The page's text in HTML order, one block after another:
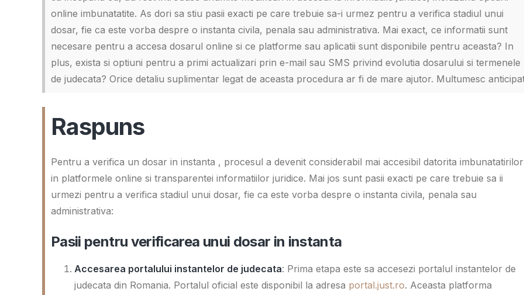
online imbunatatite. As dori sa stiu pasii exacti pe care trebuie sa-i urmez pentru a verifica stadiul unui
dosar, fie ca este vorba despre o instanta civila, penala sau administrativa. Mai exact, ce informatii sunt
necesare pentru a accesa dosarul online si ce platforme sau aplicatii sunt disponibile pentru aceasta? In
plus, exista si optiuni pentru a primi actualizari prin e-mail sau SMS privind evolutia dosarului si termenele
de judecata? Orice detaliu suplimentar legat de aceasta procedura ar fi de mare ajutor. Multumesc
Raspuns
Pentru a verifica un dosar in instanta , procesul a devenit considerabil mai accesibil datorita imbunatatirilor
in platformele online si transparentei informatiilor juridice. Mai jos sunt pasii exacti pe care trebuie sa ii
urmezi pentru a verifica stadiul unui dosar, fie ca este vorba despre o instanta civila, penala sau
administrativa:
Pasii pentru verificarea unui dosar in instanta
Accesarea portalului instantelor de judecata: Prima etapa este sa accesezi portalul instantelor de
judecata din Romania. Portalul oficial este disponibil la adresa portal.just.ro. Aceasta platforma